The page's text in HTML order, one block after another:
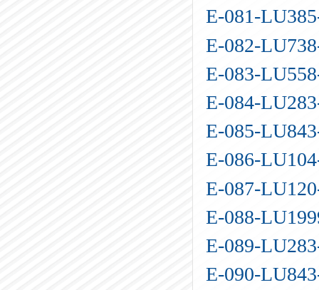
E-081-
E-082-
E-083-
E-084-
E-085-
E-086-
E-087-
E-088-
E-089-
E-090-